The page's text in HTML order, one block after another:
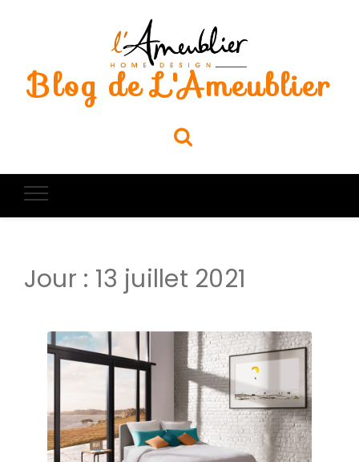
Blog de L'Ameublier
Jour : 13 juillet 2021